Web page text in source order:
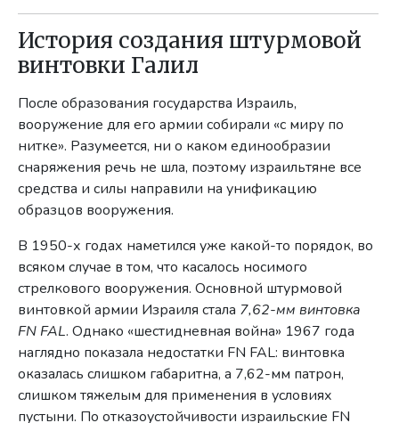
История создания штурмовой
винтовки Галил
После образования государства Израиль,
вооружение для его армии собирали «с миру по
нитке». Разумеется, ни о каком единообразии
снаряжения речь не шла, поэтому израильтяне все
средства и силы направили на унификацию
образцов вооружения.
В 1950-х годах наметился уже какой-то порядок, во
всяком случае в том, что касалось носимого
стрелкового вооружения. Основной штурмовой
винтовкой армии Израиля стала 7,62-мм винтовка
FN FAL. Однако «шестидневная война» 1967 года
наглядно показала недостатки FN FAL: винтовка
оказалась слишком габаритна, а 7,62-мм патрон,
слишком тяжелым для применения в условиях
пустыни. По отказоустойчивости израильские FN